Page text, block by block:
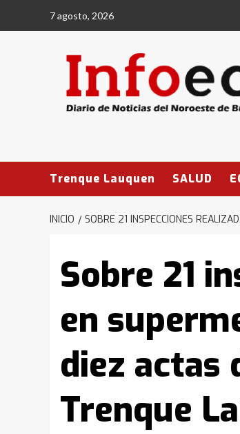
7 agosto, 2026
Trenque Lauquen SALUD
INICIO SOBRE 21 INSPECCIONES
Sobre 21
en
diez actas
Trenque